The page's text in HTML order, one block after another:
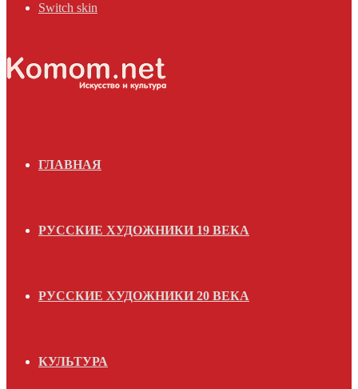
Switch skin
ГЛАВНАЯ
РУССКИЕ ХУДОЖНИКИ 19 ВЕКА
РУССКИЕ ХУДОЖНИКИ 20 ВЕКА
КУЛЬТУРА